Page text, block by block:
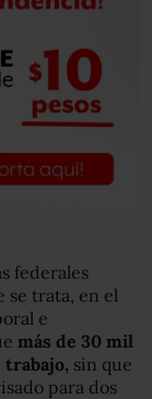
federales
se trata, en el
e
más de 30 mil
trabajo, sin que
para dos